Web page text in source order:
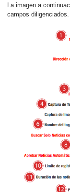
La imagen a
campos diligenciados.